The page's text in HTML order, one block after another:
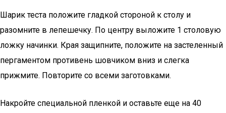
Шарик теста положите гладкой стороной к столу и
разомните в лепешечку. По центру выложите 1 столовую
ложку начинки. Края защипните, положите на застеленный
пергаментом противень шовчиком вниз и слегка
прижмите. Повторите со всеми заготовками.
Накройте специальной пленкой и оставьте еще на 40